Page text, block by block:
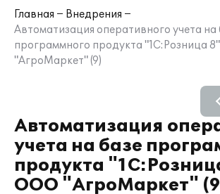
Главная
Внедрения
Автоматизация оперативного учета на
программного продукта "1С:Розница
"АгроМаркет" (9)
Автоматизация
учета на базе
продукта
ООО "АгроМаркет"